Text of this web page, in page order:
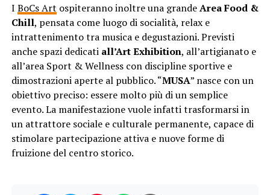
I BoCs Art ospiteranno inoltre una grandeArea Food &
Chill, pensata come luogo di socialità, relax e
intrattenimento tra musica e degustazioni. Previsti
anche spazi dedicati all’Art Exhibition, all’artigianato e
all’area Sport & Wellness con discipline sportive e
dimostrazioni aperte al pubblico. “MUSA” nasce con un
obiettivo preciso: essere molto più di un semplice
evento. La manifestazione vuole infatti trasformarsi in
un attrattore sociale e culturale permanente, capace di
stimolare partecipazione attiva e nuove forme di
fruizione del centro storico.